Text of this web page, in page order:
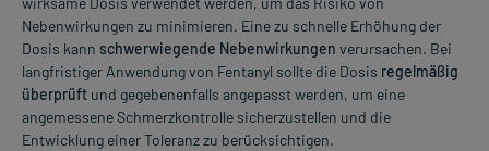
Nebenwirkungen zu minimieren. Eine zu schnelle Erhöhung der
Dosis kann schwerwiegende Nebenwirkungen verursachen. Bei
langfristiger Anwendung von Fentanyl sollte die Dosis regelmäßig
überprüft und gegebenenfalls angepasst werden, um eine
angemessene Schmerzkontrolle sicherzustellen und die
Entwicklung einer Toleranz zu berücksichtigen.